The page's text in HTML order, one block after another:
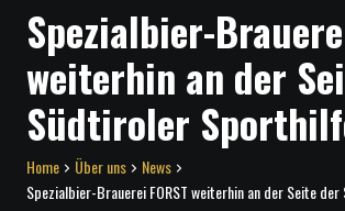
Spezialbier-
weiterhin an der
Südtiroler
Home Über uns
News
Spezialbier-Brauerei FORST weiterhin an der Seite